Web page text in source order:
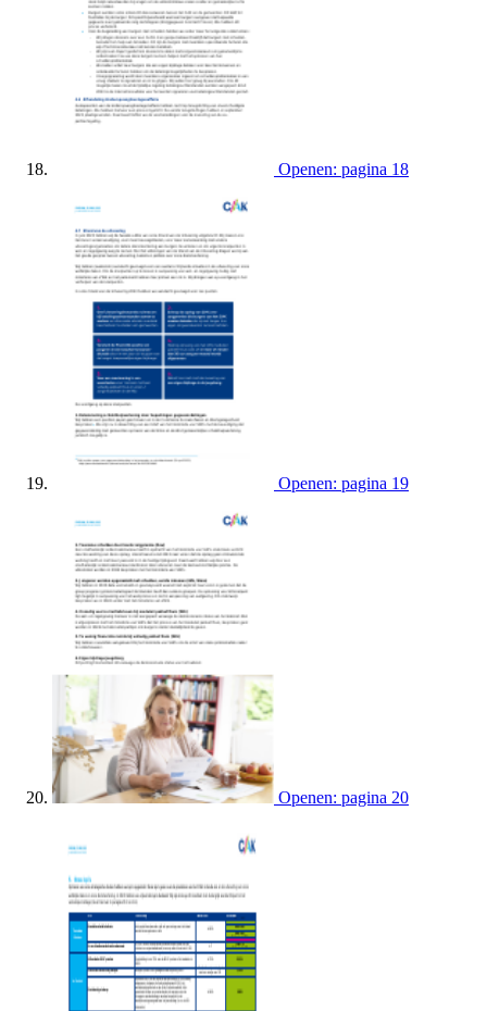
Openen: pagina 18
Openen: pagina 19
Openen: pagina 20